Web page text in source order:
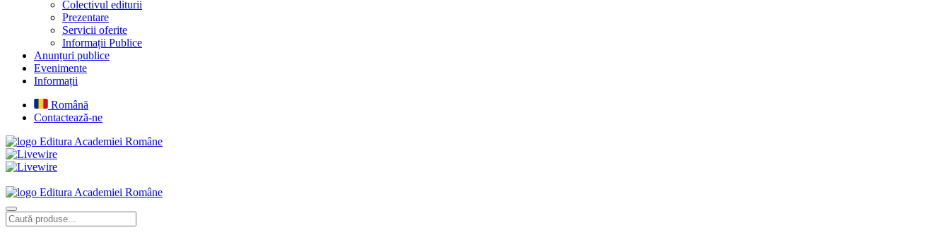
Colectivul editurii
Prezentare
Servicii oferite
Informații Publice
Anunțuri publice
Evenimente
Informații
Română
Contactează-ne
Editura Academiei Române
Editura Academiei Române